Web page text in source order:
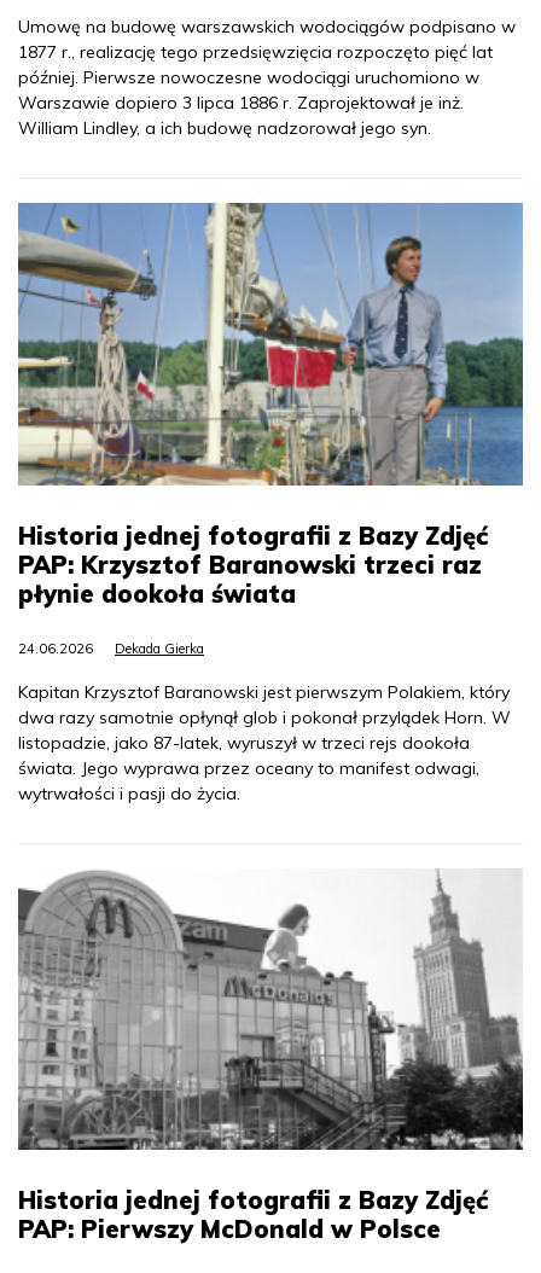
Umowę na budowę warszawskich wodociągów podpisano w
1877 r., realizację tego przedsięwzięcia rozpoczęto pięć lat
później. Pierwsze nowoczesne wodociągi uruchomiono w
Warszawie dopiero 3 lipca 1886 r. Zaprojektował je inż.
William Lindley, a ich budowę nadzorował jego syn.
Historia jednej fotografii z Bazy Zdjęć
PAP: Krzysztof Baranowski trzeci raz
płynie dookoła świata
24.06.2026 Dekada Gierka
Kapitan Krzysztof Baranowski jest pierwszym Polakiem, który
dwa razy samotnie opłynął glob i pokonał przylądek Horn. W
listopadzie, jako 87-latek, wyruszył w trzeci rejs dookoła
świata. Jego wyprawa przez oceany to manifest odwagi,
wytrwałości i pasji do życia.
Historia jednej fotografii z Bazy Zdjęć
PAP: Pierwszy McDonald w Polsce